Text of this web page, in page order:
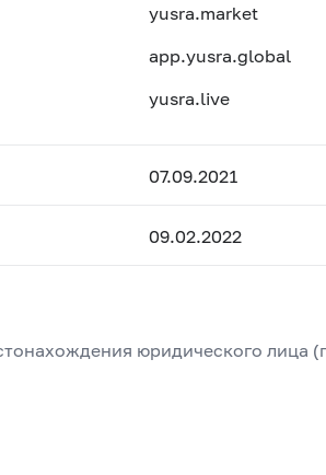
yusra.market
app.yusra.global
yusra.live
07.09.2021
09.02.2022
юридического лица